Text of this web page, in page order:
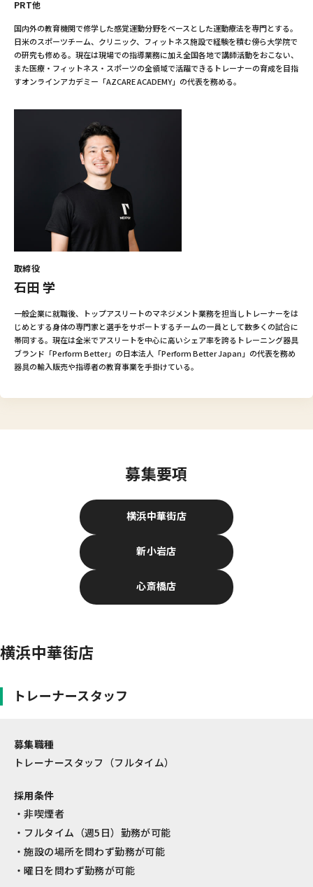
PRT他
国内外の教育機関で修学した感覚運動分野をベースとした運動療法を専門とする。
日米のスポーツチーム、クリニック、フィットネス施設で経験を積む傍ら大学院で
の研究も修める。現在は現場での指導業務に加え全国各地で講師活動をおこない、
また医療・フィットネス・スポーツの全領域で活躍できるトレーナーの育成を目指
すオンラインアカデミー「AZCARE ACADEMY」の代表を務める。
取締役
石田 学
一般企業に就職後、トップアスリートのマネジメント業務を担当しトレーナーをは
じめとする身体の専門家と選手をサポートするチームの一員として数多くの試合に
帯同する。現在は全米でアスリートを中心に高いシェア率を誇るトレーニング器具
ブランド「Perform Better」の日本法人「Perform Better Japan」の代表を務め
器具の輸入販売や指導者の教育事業を手掛けている。
募集要項
横浜中華街店
新小岩店
心斎橋店
横浜中華街店
トレーナースタッフ
募集職種
トレーナースタッフ（フルタイム）
採用条件
非喫煙者
フルタイム（週5日）勤務が可能
施設の場所を問わず勤務が可能
曜日を問わず勤務が可能